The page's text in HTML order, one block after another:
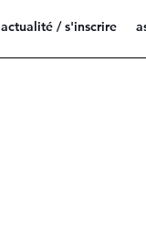
actualité / s'inscrire